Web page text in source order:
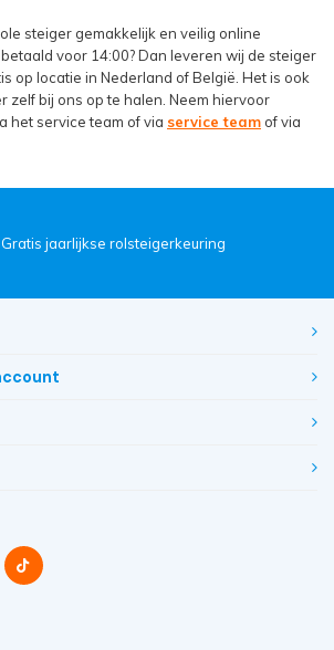
steiger gemakkelijk en veilig online
voor 14:00? Dan leveren wij de steiger
op locatie in Nederland of België. Het is ook
zelf bij ons op te halen. Neem hiervoor
het service team of via service team of via
Gratis jaarlijkse rolsteigerkeuring